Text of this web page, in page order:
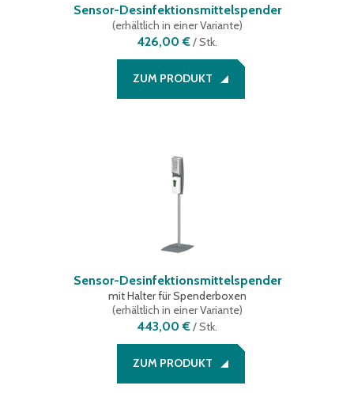
Sensor-Desinfektionsmittelspender
(erhältlich in einer Variante)
426,00 €/Stk.
ZUM PRODUKT
Sensor-Desinfektionsmittelspender
mit Halter für Spenderboxen
(erhältlich in einer Variante)
443,00 €/Stk.
ZUM PRODUKT